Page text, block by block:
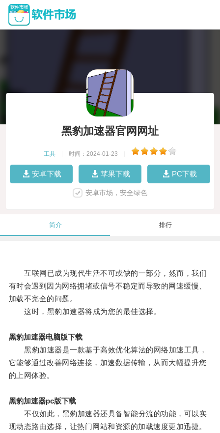
黑豹加速器官网网址
工具 时间：2024-01-23
安卓下载 苹果下载 PC下载
安卓市场，安全绿色
简介 排行
互联网已成为现代生活不可或缺的一部分，然而，我们
有时会遇到因为网络拥堵或信号不稳定而导致的网速缓慢、
加载不完全的问题。
这时，黑豹加速器将成为您的最佳选择。
黑豹加速器电脑版下载
黑豹加速器是一款基于高效优化算法的网络加速工具，
它能够通过改善网络连接，加速数据传输，从而大幅提升您
的上网体验。
黑豹加速器pc版下载
不仅如此，黑豹加速器还具备智能分流的功能，可以实
现动态路由选择，让热门网站和资源的加载速度更加迅捷。